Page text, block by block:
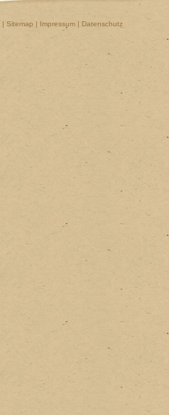
| Sitemap | Impressum | Datenschutz